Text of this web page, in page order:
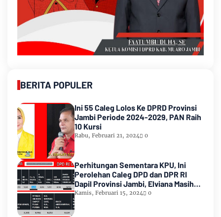
BERITA POPULER
Ini 55 Caleg Lolos Ke DPRD Provinsi
Jambi Periode 2024-2029, PAN Raih
10 Kursi
Rabu, Februari 21, 2024 0
Perhitungan Sementara KPU, Ini
Perolehan Caleg DPD dan DPR RI
Dapil Provinsi Jambi, Elviana Masih
Urutan Kedua Teratas
Kamis, Februari 15, 2024 0